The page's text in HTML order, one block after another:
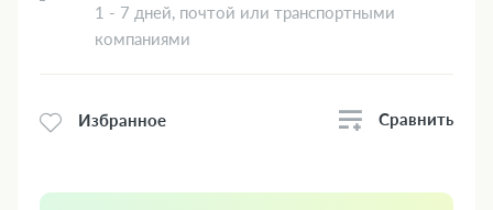
1 - 7 дней, почтой или транспортными
компаниями
Избранное Сравнить